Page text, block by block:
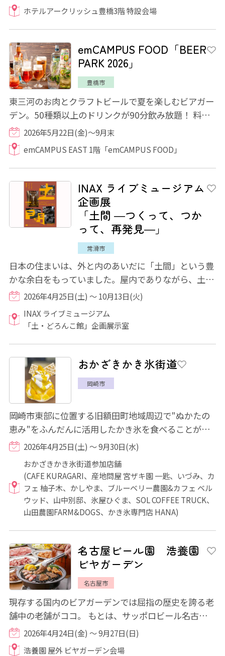
ホテルアークリッシュ豊橋3階 特設会場
emCAMPUS FOOD「BEER
PARK 2026」
豊橋市
東三河のお肉とクラフトビールで夏を楽しむビアガー
デン。50種類以上のドリンクが90分飲み放題！ 料理
は地元野菜の前菜ブッフェと時期によって変...
2026年5月22日(金)～9月末
emCAMPUS EAST 1階「emCAMPUS FOOD」
INAX ライブミュージアム
企画展
「土間 ―つくって、つか
って、再発見―」
常滑市
日本の住まいは、外と内のあいだに「土間」という豊
かな余白をもっていました。屋内でありながら、土足
でいられるこの空間では、人が集い、煙が立...
2026年4月25日(土) ～ 10月13日(火)
INAX ライブミュージアム
「土・どろんこ館」企画展示室
おかざきかき氷街道
岡崎市
岡崎市東部に位置する旧額田町地域周辺で"ぬかたの
恵み"をふんだんに活用したかき氷を食べることがで
きます♪また、「輪氷」スタンプラリーを開催！...
2026年4月25日(土) ～ 9月30日(水)
おかざきかき氷街道参加店舗
(CAFE KURAGARI、産地問屋 宮ザキ園 一匙、いづみ、カ
フェ 柚子木、かしやま、ブルーベリー農園&カフェ ベル
ウッド、山中別邸、氷屋ひぐま、SOL COFFEE TRUCK、
山田農園FARM&DOGS、かき氷専門店 HANA)
名古屋ビール園 浩養園
ビヤガーデン
名古屋市
現存する国内のビアガーデンでは屈指の歴史を誇る老
舗中の老舗がココ。 もとは、サッポロビール名古屋工
場が昭和6年に開いた接待所で、昭和46年に...
2026年4月24日(金) ～ 9月27日(日)
浩養園 屋外 ビヤガーデン会場